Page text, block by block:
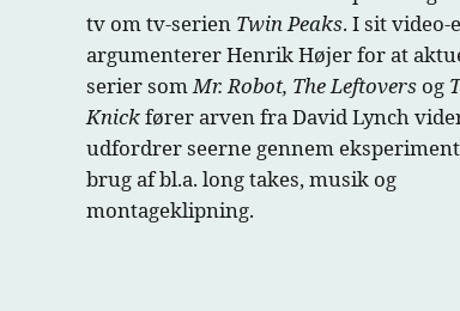
tv om tv-serien Twin Peaks. I sit video-
argumenterer Henrik Højer for at
serier somMr. Robot, The Leftovers og
Knickfører arven fra David Lynch
udfordrer seerne gennem
brug af bl.a. long takes, musik og
montageklipning.